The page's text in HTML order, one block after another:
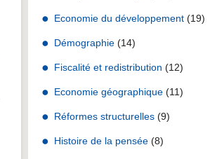
Economie du développement (19)
Démographie (14)
Fiscalité et redistribution (12)
Economie géographique (11)
Réformes structurelles (9)
Histoire de la pensée (8)